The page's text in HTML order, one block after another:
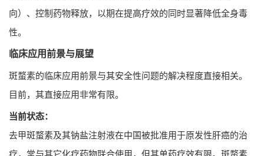
向）、控制药物释放，以期在提高疗效的同时显著降低全身毒
性。
临床应用前景与展望
斑蝥素的临床应用前景与其安全性问题的解决程度直接相关。
目前，其直接应用非常有限。
当前状态：
去甲斑蝥素及其钠盐注射液在中国被批准用于原发性肝癌的治
疗，常与其它化疗药物联合使用，但其单药疗效有限。斑蝥素